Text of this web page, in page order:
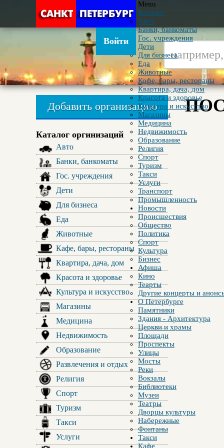
Menu
Каталог
Авто
Банки, банкоматы
Гос. учреждения
Дети
Для бизнеса
Еда
Животные
Кофе, бары, рестораны
Квартира, дача, дом
Красота и здоровье
Культура и искусство
Магазины
Медицина
Недвижимость
Образование
Религия
Спорт
Туризм
Такси
Услуги
Транспорт
Промышленность
Новости
Происшествия
Общество
Политика
Спорт
Культура
Бизнес
Афиша
Кино
Теарты
Другие концерты и
О Петербурге
Памятники
Здания - Архитектура
Церкви и храмы
Площади
Проспекты
Улицы
Мосты
Реки
Вокзалы
Библиотеки
Музеи
Театры
Дворцы культуры
Набережные
Фонтаны
Такси
Кафе
Войти
Добавить организацию
Каталог оргинизаций
Авто
Банки, банкоматы
Гос. учреждения
Дети
Для бизнеса
Еда
Животные
Кафе, бары, рестораны
Квартира, дача, дом
Красота и здоровье
Культура и искусство
Магазины
Медицина
Недвижимость
Образование
Развлечения и отдых
Религия
Спорт
Туризм
Такси
Услуги